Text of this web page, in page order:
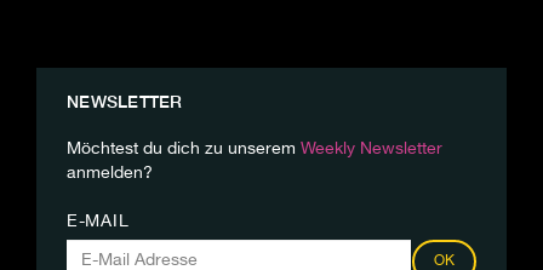
NEWSLETTER
Möchtest du dich zu unserem Weekly Newsletter
anmelden?
E-MAIL
OK